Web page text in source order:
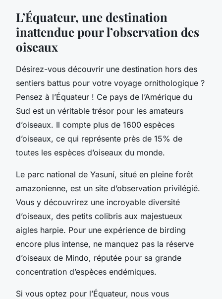
L’Équateur, une destination
inattendue pour l’observation des
oiseaux
Désirez-vous découvrir une destination hors des
sentiers battus pour votre voyage ornithologique ?
Pensez à l’Équateur ! Ce pays de l’Amérique du
Sud est un véritable trésor pour les amateurs
d’oiseaux. Il compte plus de 1600 espèces
d’oiseaux, ce qui représente près de 15% de
toutes les espèces d’oiseaux du monde.
Le parc national de Yasuní, situé en pleine forêt
amazonienne, est un site d’observation privilégié.
Vous y découvrirez une incroyable diversité
d’oiseaux, des petits colibris aux majestueux
aigles harpie. Pour une expérience de birding
encore plus intense, ne manquez pas la réserve
d’oiseaux de Mindo, réputée pour sa grande
concentration d’espèces endémiques.
Si vous optez pour l’Équateur, nous vous